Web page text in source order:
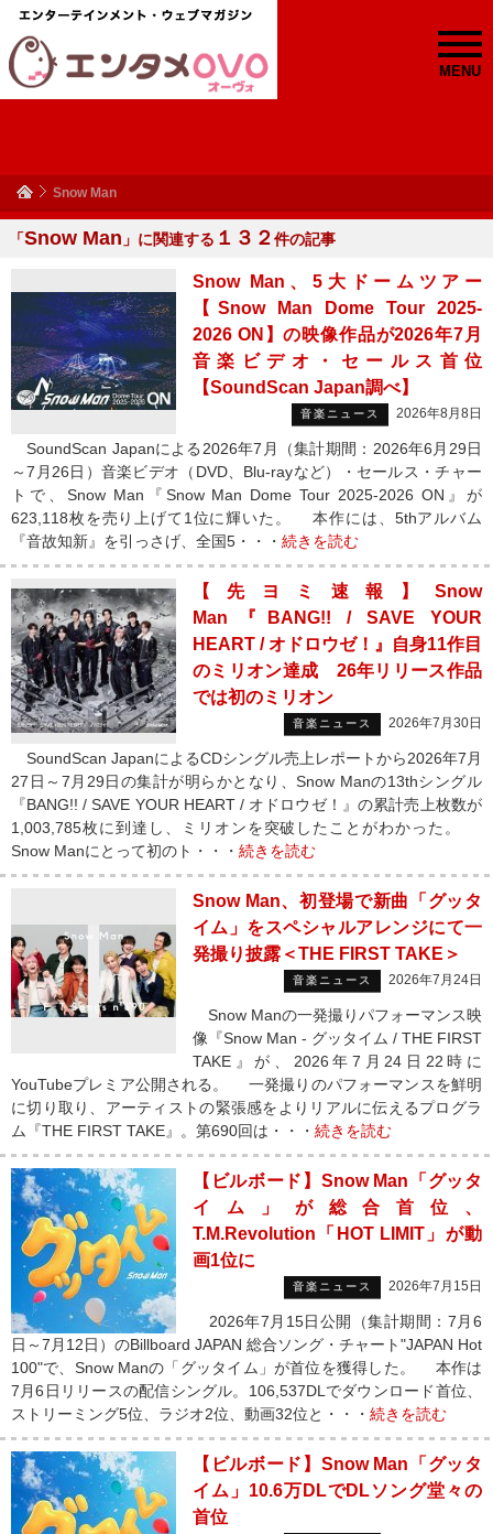
MENU
Snow Man
「Snow Man 」に関連する １３２件の記事
Snow Man、5大ドームツアー
【Snow Man Dome Tour 2025-
2026 ON】の映像作品が2026年7月
音楽ビデオ・セールス首位
【SoundScan Japan調べ】
音楽ニュース 2026年8月8日
SoundScan Japanによる2026年7月（集計期間：2026年6月29日
～7月26日）音楽ビデオ（DVD、Blu-rayなど）・セールス・チャー
トで、Snow Man『Snow Man Dome Tour 2025-2026 ON』が
623,118枚を売り上げて1位に輝いた。 本作には、5thアルバム
『音故知新』を引っさげ、全国5・・・ 続きを読む
【先ヨミ速報】Snow
Man『BANG!! / SAVE YOUR
HEART / オドロウゼ！』自身11作目
のミリオン達成 26年リリース作品
では初のミリオン
音楽ニュース 2026年7月30日
SoundScan JapanによるCDシングル売上レポートから2026年7月
27日～7月29日の集計が明らかとなり、Snow Manの13thシングル
『BANG!! / SAVE YOUR HEART / オドロウゼ！』の累計売上枚数が
1,003,785枚に到達し、ミリオンを突破したことがわかった。
Snow Manにとって初のト・・・ 続きを読む
Snow Man、初登場で新曲「グッタ
イム」をスペシャルアレンジにて一
発撮り披露＜THE FIRST TAKE＞
音楽ニュース 2026年7月24日
Snow Manの一発撮りパフォーマンス映
像『Snow Man - グッタイム / THE FIRST
TAKE』が、2026年7月24日22時に
YouTubeプレミア公開される。 一発撮りのパフォーマンスを鮮明
に切り取り、アーティストの緊張感をよりリアルに伝えるプログラ
ム『THE FIRST TAKE』。第690回は・・・ 続きを読む
【ビルボード】Snow Man「グッタ
イム」が総合首位、
T.M.Revolution「HOT LIMIT」が動
画1位に
音楽ニュース 2026年7月15日
2026年7月15日公開（集計期間：7月6
日～7月12日）のBillboard JAPAN 総合ソング・チャート"JAPAN Hot
100"で、Snow Manの「グッタイム」が首位を獲得した。 本作は
7月6日リリースの配信シングル。106,537DLでダウンロード首位、
ストリーミング5位、ラジオ2位、動画32位と・・・ 続きを読む
【ビルボード】Snow Man「グッタ
イム」10.6万DLでDLソング堂々の
首位